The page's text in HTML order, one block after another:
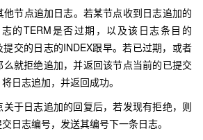
节点追加日志。若某节点收到日志追加的
的TERM是否过期，以及该日志条目的
交的日志的INDEX跟早。若已过期，或者
就拒绝追加，并返回该节点当前的已提交
日志追加，并返回成功。
于日志追加的回复后，若发现有拒绝，则
日志编号，发送其编号下一条日志。